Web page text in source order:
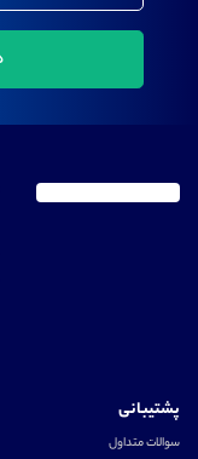
پشتیبانی
سوالات متداول